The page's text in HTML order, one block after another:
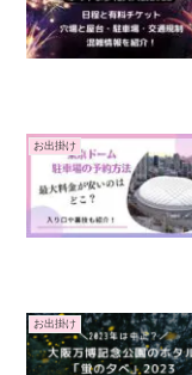
お出掛け
お出掛け